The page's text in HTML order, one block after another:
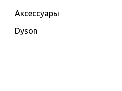
Аксессуары
Dyson